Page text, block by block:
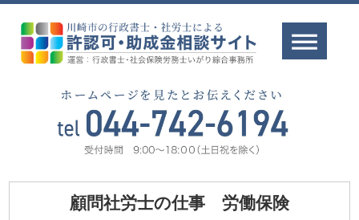
顧問社労士の仕事 労働保険